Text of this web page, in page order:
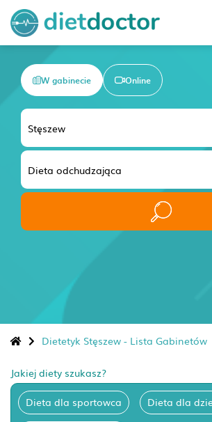
W gabinecie Online
Dietetyk Stęszew - Lista Gabinetów
Jakiej diety szukasz?
Dieta dla sportowca Dieta dla